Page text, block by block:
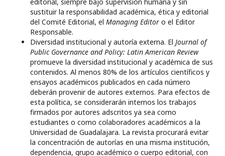
sustituir la responsabilidad académica, ética y editorial
del Comité Editorial, el Managing Editor o el Editor
Responsable.
Diversidad institucional y autoría externa. El Journal of
Public Governance and Policy: Latin American Review
promueve la diversidad institucional y académica de sus
contenidos. Al menos 80% de los artículos científicos y
ensayos académicos publicados en cada número
deberán provenir de autores externos. Para efectos de
esta política, se considerarán internos los trabajos
firmados por autores adscritos ya sea como
estudiantes o como colaboradores académicos a la
Universidad de Guadalajara. La revista procurará evitar
la concentración de autorías en una misma institución,
dependencia, grupo académico o cuerpo editorial, con